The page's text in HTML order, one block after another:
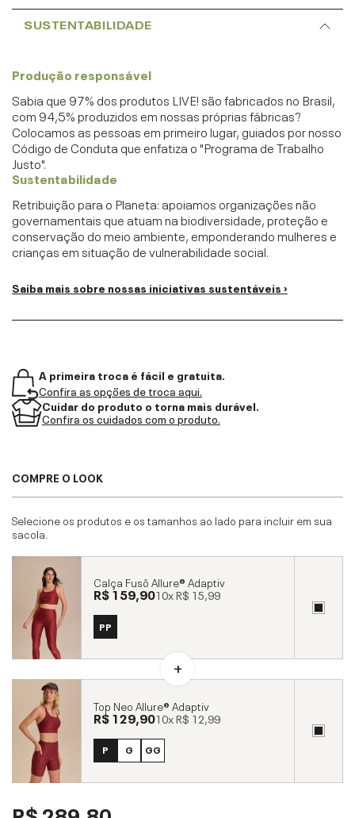
SUSTENTABILIDADE
Produção responsável
Sabia que 97% dos produtos LIVE! são fabricados no Brasil,
com 94,5% produzidos em nossas próprias fábricas?
Colocamos as pessoas em primeiro lugar, guiados por nosso
Código de Conduta que enfatiza o "Programa de Trabalho
Justo".
Sustentabilidade
Retribuição para o Planeta: apoiamos organizações não
governamentais que atuam na biodiversidade, proteção e
conservação do meio ambiente, emponderando mulheres e
crianças em situação de vulnerabilidade social.
Saiba mais sobre nossas iniciativas sustentáveis ›
A primeira troca é fácil e gratuita.
Confira as opções de troca aqui.
Cuidar do produto o torna mais durável.
Confira os cuidados com o produto.
COMPRE O LOOK
Selecione os produtos e os tamanhos ao lado para incluir em sua
sacola.
Calça Fusô Allure® Adaptiv
R$ 159,9010xR$ 15,99
PP
Top Neo Allure® Adaptiv
R$ 129,9010xR$ 12,99
P G GG